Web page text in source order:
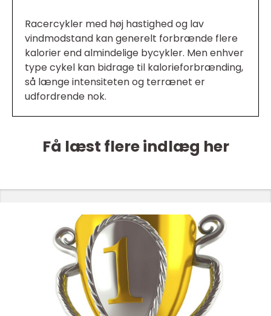
Racercykler med høj hastighed og lav
vindmodstand kan generelt forbrænde flere
kalorier end almindelige bycykler. Men enhver
type cykel kan bidrage til kalorieforbrænding,
så længe intensiteten og terrænet er
udfordrende nok.
Få læst flere indlæg her